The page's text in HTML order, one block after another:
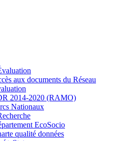
aux documents du Réseau
2014-2020 (RAMO)
Nationaux
EcoSocio
qualité données